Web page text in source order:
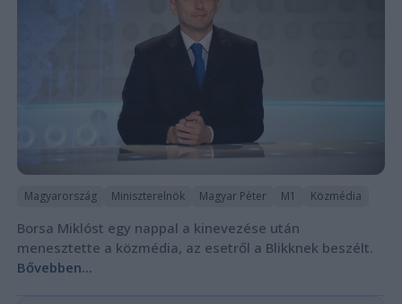
Magyarország Miniszterelnök Magyar Péter M1 Közmédia
Borsa Miklóst egy nappal a kinevezése után
menesztette a közmédia, az esetről a Blikknek beszélt.
Bővebben...